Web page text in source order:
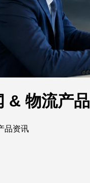
& 物流产品
品资讯